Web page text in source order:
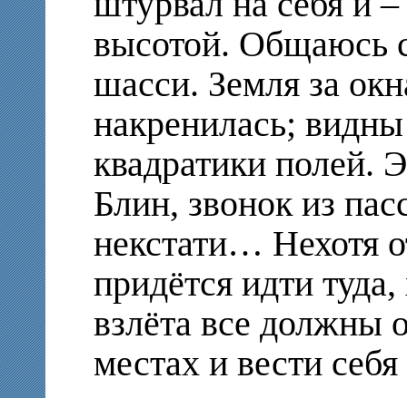
высотой. Общаюсь
шасси. Земля за
накренилась;
квадратики полей.
Блин, звонок из
некстати… Нехотя
придётся идти
взлёта все должны
местах и вести